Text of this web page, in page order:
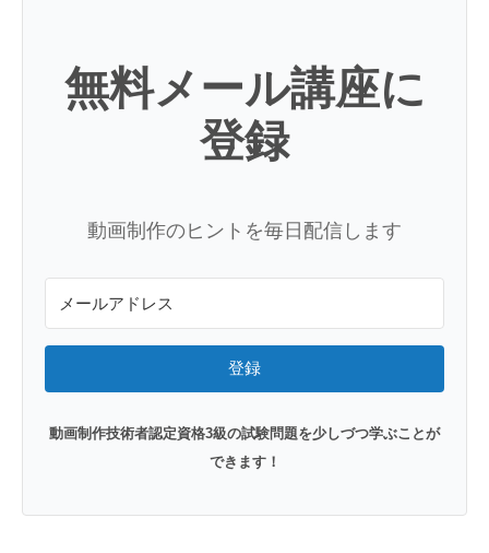
無料メール講座に
登録
動画制作のヒントを毎日配信します
登録
動画制作技術者認定資格3級の試験問題を少しづつ学ぶことが
できます！